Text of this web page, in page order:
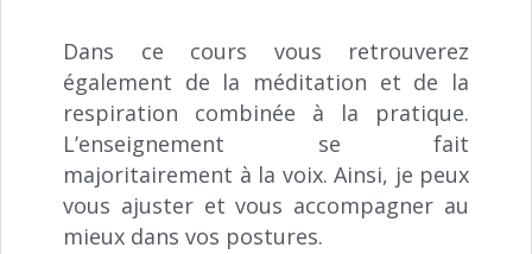
Dans ce cours vous retrouverez
également de la méditation et de la
respiration combinée à la pratique.
L’enseignement se fait
majoritairement à la voix. Ainsi, je peux
vous ajuster et vous accompagner au
mieux dans vos postures.